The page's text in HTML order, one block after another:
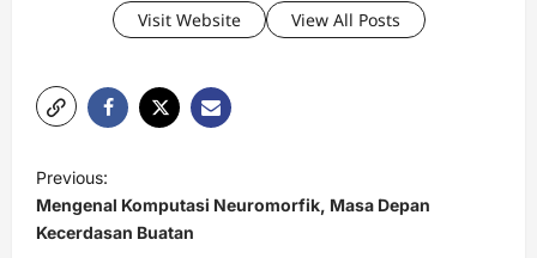
Visit Website View All Posts
P
o
s
Previous:
Mengenal Komputasi Neuromorfik, Masa Depan
Kecerdasan Buatan